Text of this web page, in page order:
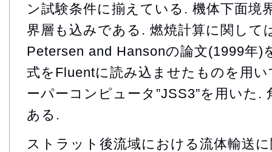
ン試験条件に揃えている. 機体下面境
界層も込みである. 燃焼計算に関して
Petersen and Hansonの論文(1999年)
式をFluentに読み込ませたものを用
ーパーコンピュータ”JSS3”を用いた.
ある.
ストラット後流域における流体輸送